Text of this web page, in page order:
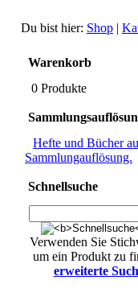
Du bist hier: Shop |
Warenkorb
0 Produkte
Hefte und Bücher
Sammlungauflösung.
Schnellsuche
Verwenden Sie
um ein Produkt zu
erweiterte